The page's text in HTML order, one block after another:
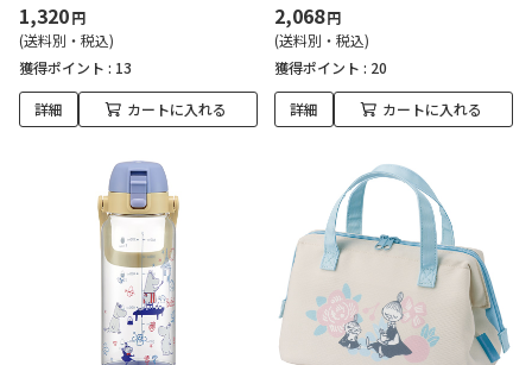
1,320円
(送料別・税込)
獲得ポイント : 13
詳細 カートに入れる
2,068円
(送料別・税込)
獲得ポイント : 20
詳細 カートに入れる